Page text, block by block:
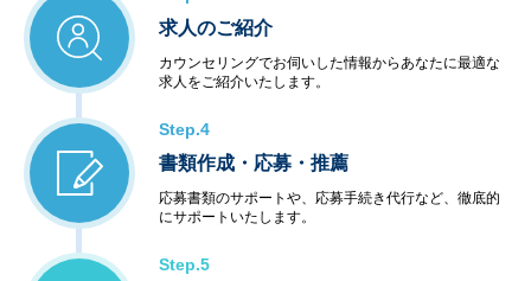
求人のご紹介
カウンセリングでお伺いした情報からあなたに最適な
求人をご紹介いたします。
Step.4
書類作成・応募・推薦
応募書類のサポートや、応募手続き代行など、徹底的
にサポートいたします。
Step.5